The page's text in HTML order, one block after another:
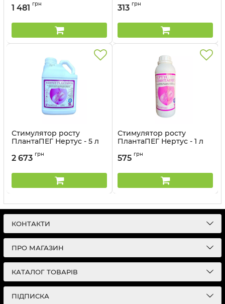
1 481 грн 313 грн
Стимулятор росту
ПлантаПЕГ Нертус - 5 л
2 673 грн
Стимулятор росту
ПлантаПЕГ Нертус - 1 л
575 грн
КОНТАКТИ
ПРО МАГАЗИН
КАТАЛОГ ТОВАРІВ
ПІДПИСКА